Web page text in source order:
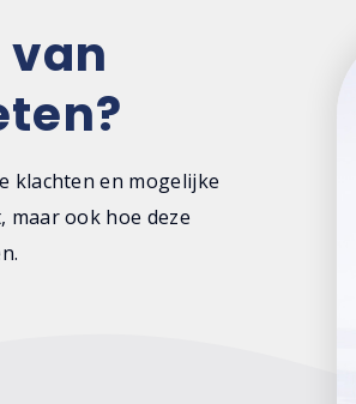
klachten en mogelijke
maar ook hoe deze